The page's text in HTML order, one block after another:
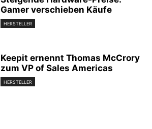
Gamer verschieben Käufe
HERSTELLER
Keepit ernennt Thomas McCrory
zum VP of Sales Americas
HERSTELLER